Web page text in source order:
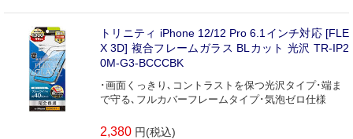
トリニティ iPhone 12/12 Pro 6.1インチ対応 [FLE
X 3D] 複合フレームガラス BLカット 光沢 TR-IP2
0M-G3-BCCCBK
･画面くっきり､コントラストを保つ光沢タイプ･端ま
で守る､フルカバーフレームタイプ･気泡ゼロ仕様
2,380 円(税込)